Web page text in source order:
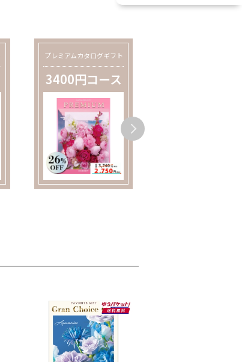
プレミアムカタログギフト
3400円コース